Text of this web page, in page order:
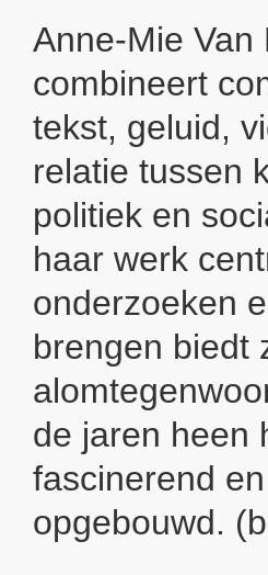
Anne-Mie Van
combineert
tekst, geluid,
relatie tussen
politiek en
haar werk
onderzoeken
brengen biedt
de jaren heen
fascinerend
opgebouwd.